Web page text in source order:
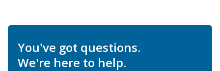
You've got questions.
We're here to help.